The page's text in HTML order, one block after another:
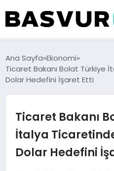
BAŞVURULAR
BAYILIKLER
HABERLER
İŞ FIKIRLERI
Ana Sayfa Ekonomi
Ticaret Bakanı Bolat Türkiye
Dolar Hedefini İşaret Etti
Ticaret Bakanı
İtalya
Dolar Hedefini